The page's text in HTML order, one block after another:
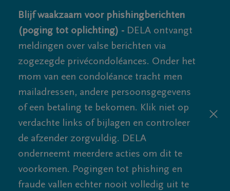
Blijf waakzaam voor phishingberichten
(poging tot oplichting) - DELA ontvangt
meldingen over valse berichten via
zogezegde privécondoléances. Onder het
mom van een condoléance tracht men
mailadressen, andere persoonsgegevens
of een betaling te bekomen. Klik niet op
verdachte links of bijlagen en controleer
de afzender zorgvuldig. DELA
onderneemt meerdere acties om dit te
voorkomen. Pogingen tot phishing en
fraude vallen echter nooit volledig uit te